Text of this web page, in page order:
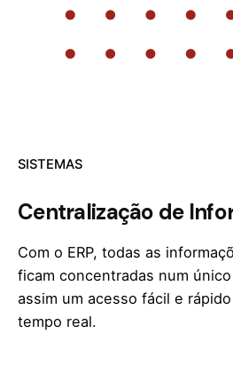
SISTEMAS
Centralização de
Com o ERP, todas as
ficam concentradas num
assim um acesso fácil e
tempo real.